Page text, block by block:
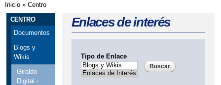
STEAM+ Contacto
Se encuentra usted aquí
Inicio » Centro
CENTRO
Documentos
Blogs y
Wikis
Giraldo
Digital -
Enlaces de interés
Tipo de Enlace